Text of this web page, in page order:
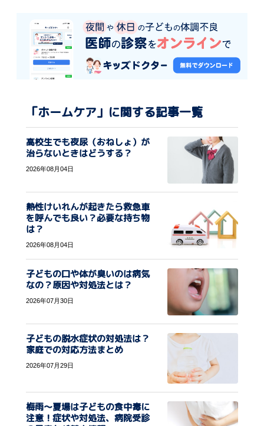
「ホームケア」に関する記事一覧
高校生でも夜尿（おねしょ）が
治らないときはどうする？
2026年08月04日
熱性けいれんが起きたら救急車
を呼んでも良い？必要な持ち物
は？
2026年08月04日
子どもの口や体が臭いのは病気
なの？原因や対処法とは？
2026年07月30日
子どもの脱水症状の対処法は？
家庭での対応方法まとめ
2026年07月29日
梅雨〜夏場は子どもの食中毒に
注意！症状や対処法、病院受診